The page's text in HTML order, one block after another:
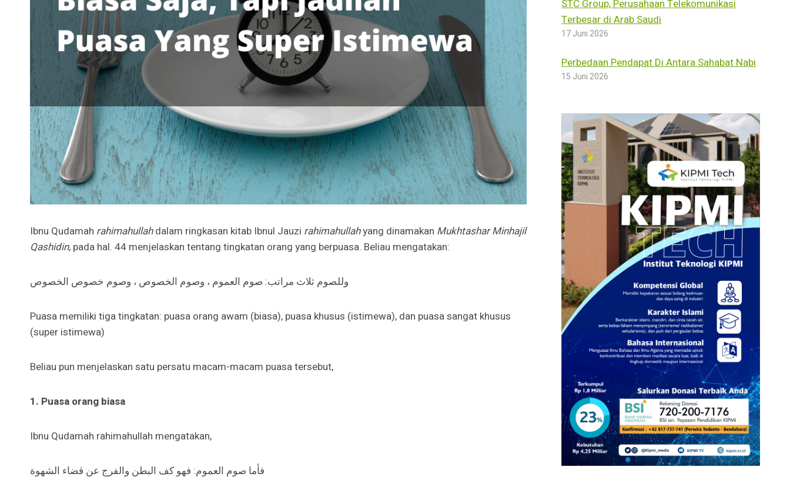
Ibnu Qudamah rahimahullahdalam ringkasan kitab Ibnul Jauzi rahimahullahyang dinamakan Mukhtashar Minhajil
Qashidin, pada hal. 44 menjelaskan tentang tingkatan orang yang berpuasa. Beliau mengatakan:
وللصوم ثلاث مراتب: صوم العموم ، وصوم الخصوص ، وصوم خصوص الخصوص
Puasa memiliki tiga tingkatan: puasa orang awam (biasa), puasa khusus (istimewa), dan puasa sangat khusus
(super istimewa)
Beliau pun menjelaskan satu persatu macam-macam puasa tersebut,
1. Puasa orang biasa
Ibnu Qudamah rahimahullah mengatakan,
فأما صوم العموم: فهو كف البطن والفرج عن قضاء الشهوة
STC Group, Perusahaan Telekomunikasi
Terbesar di Arab Saudi
17 Juni 2026
Perbedaan Pendapat Di Antara Sahabat Nabi
15 Juni 2026